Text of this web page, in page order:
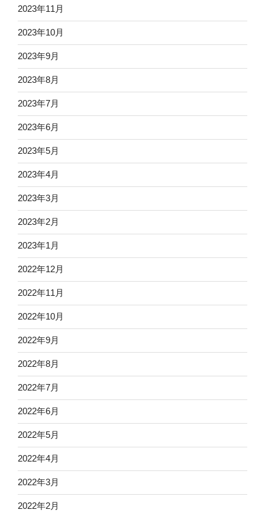
2023年11月
2023年10月
2023年9月
2023年8月
2023年7月
2023年6月
2023年5月
2023年4月
2023年3月
2023年2月
2023年1月
2022年12月
2022年11月
2022年10月
2022年9月
2022年8月
2022年7月
2022年6月
2022年5月
2022年4月
2022年3月
2022年2月